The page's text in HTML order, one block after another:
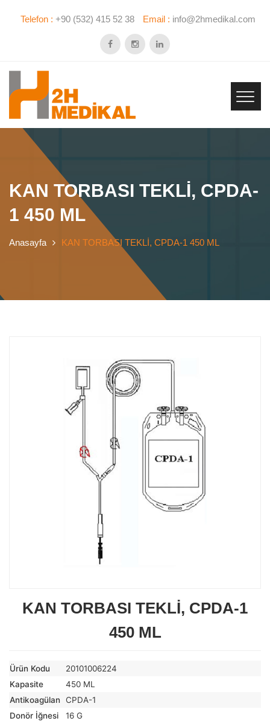
Telefon : +90 (532) 415 52 38 Email : info@2hmedikal.com
KAN TORBASI TEKLİ, CPDA-
1 450 ML
Anasayfa KAN TORBASI TEKLİ, CPDA-1 450 ML
KAN TORBASI TEKLİ, CPDA-1
450 ML
Ürün Kodu
20101006224
Kapasite
450 ML
Antikoagülan
CPDA-1
Donör İğnesi
16 G